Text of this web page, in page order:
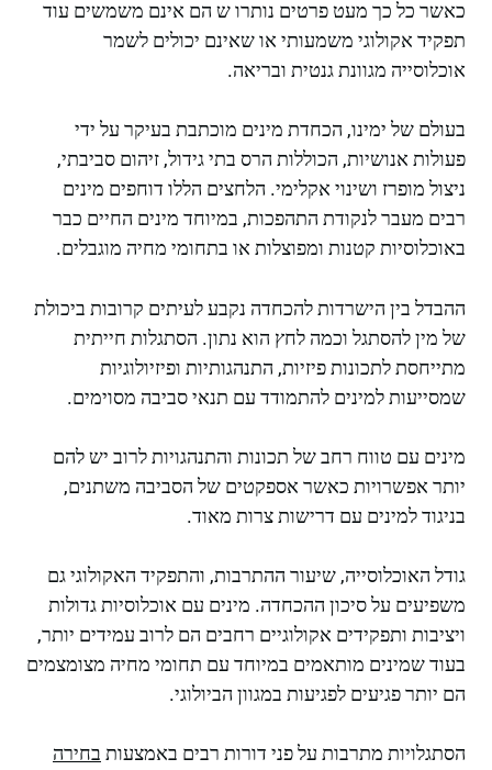
כאשר כל כך מעט פרטים נותרו ש הם אינם משמשים עוד
תפקיד אקולוגי משמעותי או שאינם יכולים לשמר
אוכלוסייה מגוונת גנטית ובריאה.
בעולם של ימינו, הכחדת מינים מוכתבת בעיקר על ידי
פעולות אנושיות, הכוללות הרס בתי גידול, זיהום סביבתי,
ניצול מופרז ושינוי אקלימי. הלחצים הללו דוחפים מינים
רבים מעבר לנקודת התהפכות, במיוחד מינים החיים כבר
באוכלוסיות קטנות ומפוצלות או בתחומי מחיה מוגבלים.
ההבדל בין הישרדות להכחדה נקבע לעיתים קרובות ביכולת
של מין להסתגל וכמה לחץ הוא נתון. הסתגלות חייתית
מתייחסת לתכונות פיזיות, התנהגותיות ופיזיולוגיות
שמסייעות למינים להתמודד עם תנאי סביבה מסוימים.
מינים עם טווח רחב של תכונות והתנהגויות לרוב יש להם
יותר אפשרויות כאשר אספקטים של הסביבה משתנים,
בניגוד למינים עם דרישות צרות מאוד.
גודל האוכלוסייה, שיעור ההתרבות, והתפקיד האקולוגי גם
משפיעים על סיכון ההכחדה. מינים עם אוכלוסיות גדולות
ויציבות ותפקידים אקולוגיים רחבים הם לרוב עמידים יותר,
בעוד שמינים מותאמים במיוחד עם תחומי מחיה מצומצמים
הם יותר פגיעים לפגיעות במגוון הביולוגי.
הסתגלויות מתרבות על פני דורות רבים באמצעות בחירה